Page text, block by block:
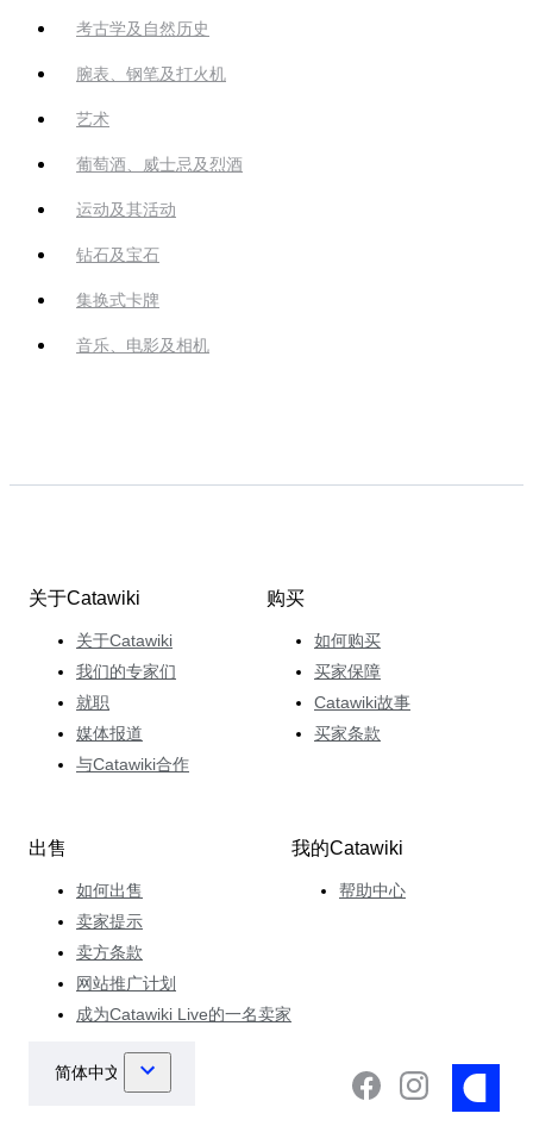
考古学及自然历史
腕表、钢笔及打火机
艺术
葡萄酒、威士忌及烈酒
运动及其活动
钻石及宝石
集换式卡牌
音乐、电影及相机
关于Catawiki
关于Catawiki
我们的专家们
就职
媒体报道
与Catawiki合作
购买
如何购买
买家保障
Catawiki故事
买家条款
出售
如何出售
卖家提示
卖方条款
网站推广计划
成为Catawiki Live的一名卖家
我的Catawiki
帮助中心